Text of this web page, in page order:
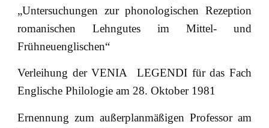
„Untersuchungen zur phonologischen Rezeption
romanischen Lehngutes im Mittel- und
Frühneuenglischen“
Verleihung der VENIA LEGENDI für das Fach
Englische Philologie am 28. Oktober 1981
Ernennung zum außerplanmäßigen Professor am